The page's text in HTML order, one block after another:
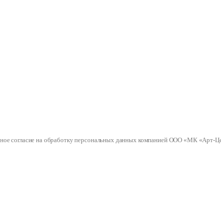
согласие на обработку персональных данных компанией ООО «МК «Арт-